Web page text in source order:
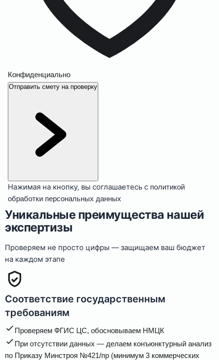
Конфиденциально
Отправить смету на проверку
Нажимая на кнопку, вы соглашаетесь с политикой
обработки персональных данных
Уникальные преимущества нашей
экспертизы
Проверяем не просто цифры — защищаем ваш бюджет
на каждом этапе
Соответствие государственным
требованиям
Проверяем ФГИС ЦС, обосновываем НМЦК
При отсутствии данных — делаем конъюнктурный анализ
по Приказу Минстроя №421/пр (минимум 3 коммерческих